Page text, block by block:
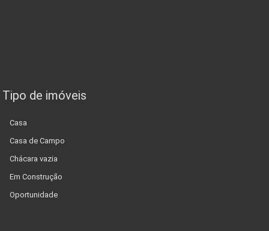
Tipo de imóveis
Casa
Casa de Campo
Chácara vazia
Em Construção
Oportunidade